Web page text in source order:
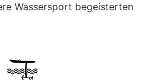
Wassersport begeisterten